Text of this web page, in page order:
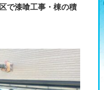
で漆喰工事・棟の積